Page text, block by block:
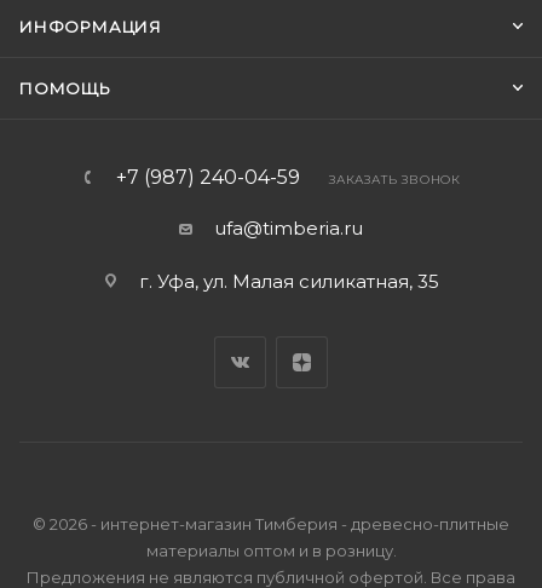
ИНФОРМАЦИЯ
ПОМОЩЬ
+7 (987) 240-04-59 ЗАКАЗАТЬ ЗВОНОК
ufa@timberia.ru
г. Уфа, ул. Малая силикатная, 35
© 2026 - интернет-магазин Тимберия - древесно-плитные
материалы оптом и в розницу.
Предложения не являются публичной офертой. Все права